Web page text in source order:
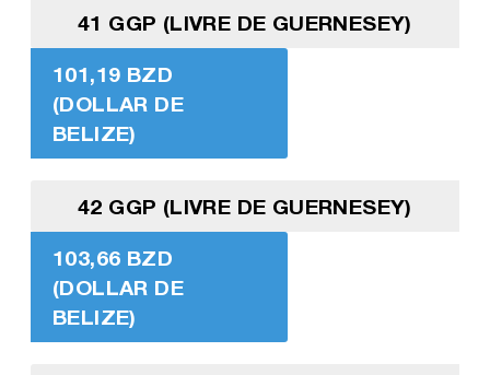
41 GGP (LIVRE DE GUERNESEY)
101,19 BZD
(DOLLAR DE
BELIZE)
42 GGP (LIVRE DE GUERNESEY)
103,66 BZD
(DOLLAR DE
BELIZE)